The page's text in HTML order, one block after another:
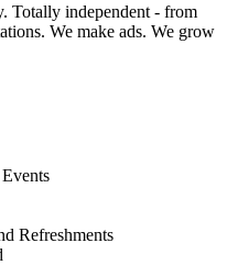
Totally independent - from
We make ads. We grow
Refreshments